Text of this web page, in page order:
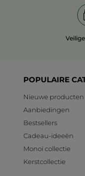
POPULAIRE
Nieuwe producten
Aanbiedingen
Bestsellers
Cadeau-ideeën
Monoï collectie
Kerstcollectie